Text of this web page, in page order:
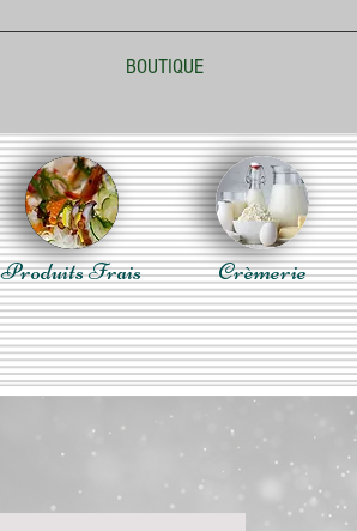
BOUTIQUE
Produits Frais Crèmerie